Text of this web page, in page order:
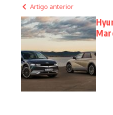
Artigo anterior